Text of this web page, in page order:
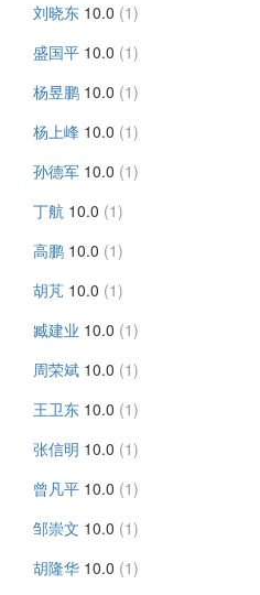
刘晓东 10.0 (1)
盛国平 10.0 (1)
杨昱鹏 10.0 (1)
杨上峰 10.0 (1)
孙德军 10.0 (1)
丁航 10.0 (1)
高鹏 10.0 (1)
胡芃 10.0 (1)
臧建业 10.0 (1)
周荣斌 10.0 (1)
王卫东 10.0 (1)
张信明 10.0 (1)
曾凡平 10.0 (1)
邹崇文 10.0 (1)
胡隆华 10.0 (1)